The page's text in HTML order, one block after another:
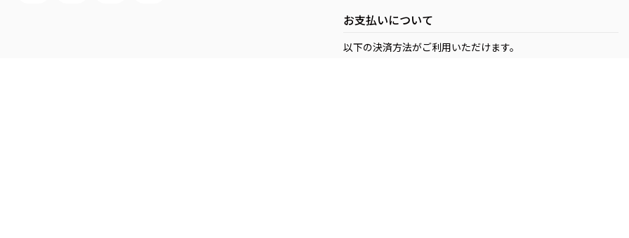
お支払いについて
以下の決済方法がご利用いただけます。